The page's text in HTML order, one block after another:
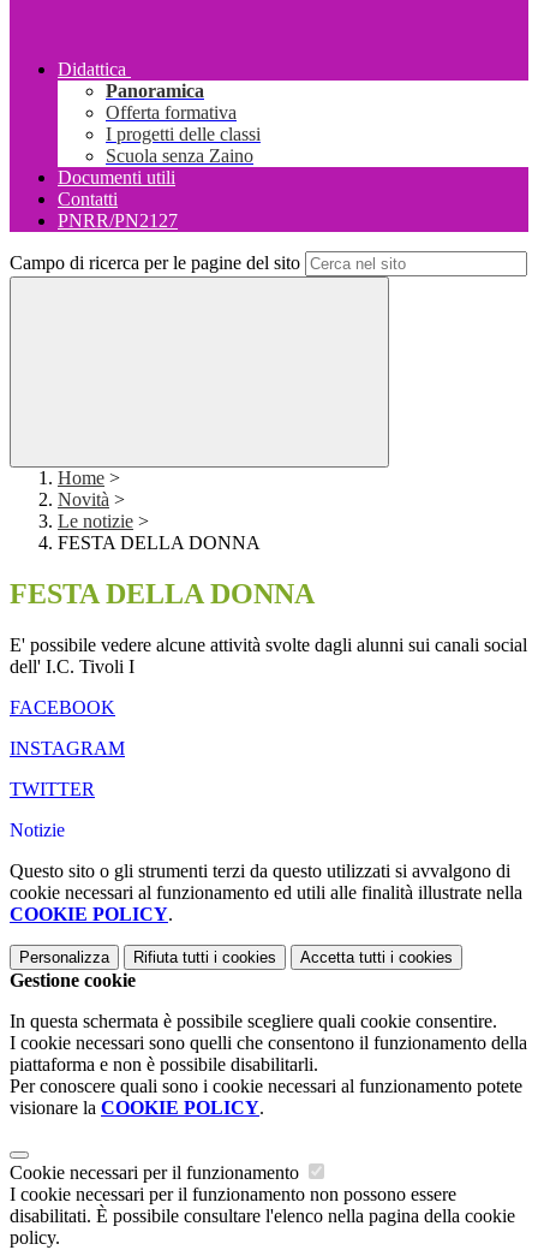
Didattica
Panoramica
Offerta formativa
I progetti delle classi
Scuola senza Zaino
Documenti utili
Contatti
PNRR/PN2127
Campo di ricerca per le pagine del sito
Home >
Novità >
Le notizie >
FESTA DELLA DONNA
FESTA DELLA DONNA
E' possibile vedere alcune attività svolte dagli alunni sui canali social
dell' I.C. Tivoli I
FACEBOOK
INSTAGRAM
TWITTER
Notizie
Questo sito o gli strumenti terzi da questo utilizzati si avvalgono di
cookie necessari al funzionamento ed utili alle finalità illustrate nella
COOKIE POLICY.
Personalizza Rifiuta tutti i cookies Accetta tutti i cookies
Gestione cookie
In questa schermata è possibile scegliere quali cookie consentire.
I cookie necessari sono quelli che consentono il funzionamento della
piattaforma e non è possibile disabilitarli.
Per conoscere quali sono i cookie necessari al funzionamento potete
visionare la COOKIE POLICY.
Cookie necessari per il funzionamento
I cookie necessari per il funzionamento non possono essere
disabilitati. È possibile consultare l'elenco nella pagina della cookie
policy.